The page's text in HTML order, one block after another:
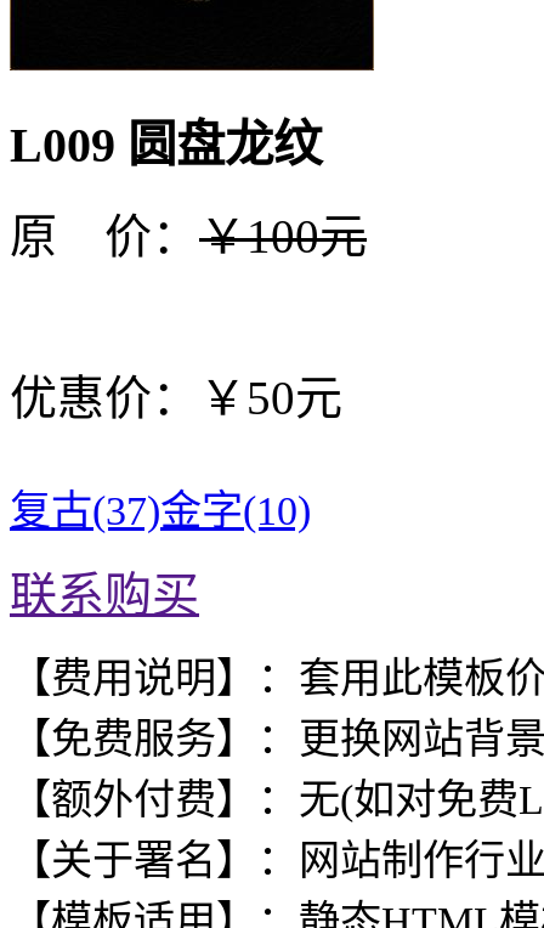
L009 圆盘龙纹
原 价： ￥100元
优惠价：￥50元
复古(37)金字(10)
联系购买
【费用说明】：套用此模板
【免费服务】：更换网站背
【额外付费】：无(如对免
【关于署名】：网站制作行